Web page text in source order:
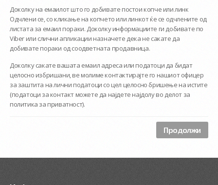
Доколку на емаилот што го добивате постои копче или линк
Одчлени се, со кликање на копчето или линкот ќе се одчлените од
листата за емаил пораки. Доколку информациите ги добивате по
Viber или слични апликации назначете дека не сакате да
добивате пораки од соодветната продавница.
Доколку сакате вашата емаил адреса или податоци да бидат
целосно избришани, ве молиме контактирајте го нашиот офицер
за заштита на лични податоци со цел целосно бришење на истите
(податоци за контакт можете да најдете најдолу во делот за
политика за приватност).
Продолжи